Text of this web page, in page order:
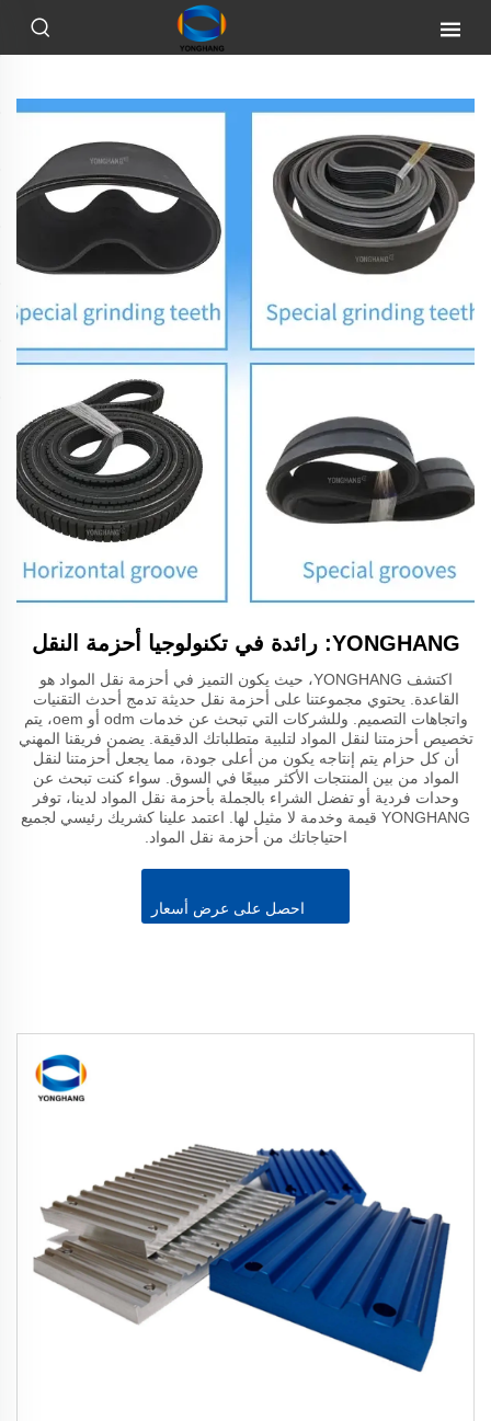
YONGHANG: رائدة في تكنولوجيا أحزمة النقل
اكتشف YONGHANG، حيث يكون التميز في أحزمة نقل المواد هو
القاعدة. يحتوي مجموعتنا على أحزمة نقل حديثة تدمج أحدث التقنيات
واتجاهات التصميم. وللشركات التي تبحث عن خدمات odm أو oem، يتم
تخصيص أحزمتنا لنقل المواد لتلبية متطلباتك الدقيقة. يضمن فريقنا المهني
أن كل حزام يتم إنتاجه يكون من أعلى جودة، مما يجعل أحزمتنا لنقل
المواد من بين المنتجات الأكثر مبيعًا في السوق. سواء كنت تبحث عن
وحدات فردية أو تفضل الشراء بالجملة بأحزمة نقل المواد لدينا، توفر
YONGHANG قيمة وخدمة لا مثيل لها. اعتمد علينا كشريك رئيسي لجميع
احتياجاتك من أحزمة نقل المواد.
احصل على عرض أسعار